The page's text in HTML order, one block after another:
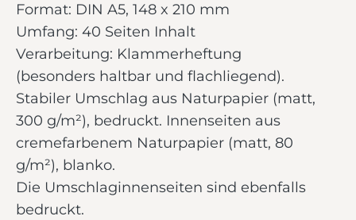
Format: DIN A5, 148 x 210 mm
Umfang: 40 Seiten Inhalt
Verarbeitung: Klammerheftung
(besonders haltbar und flachliegend).
Stabiler Umschlag aus Naturpapier (matt,
300 g/m²), bedruckt. Innenseiten aus
cremefarbenem Naturpapier (matt, 80
g/m²), blanko.
Die Umschlaginnenseiten sind ebenfalls
bedruckt.